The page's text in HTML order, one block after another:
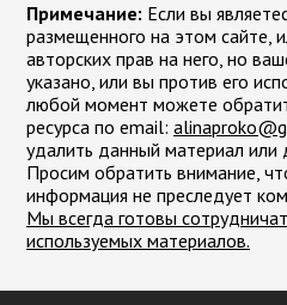
Примечание: Если вы
размещенного на этом сайте,
авторских прав на него, но
указано, или вы против его
любой момент можете
ресурса по email:
удалить данный материал или
Просим обратить внимание,
информация не преследует
Мы всегда готовы
используемых материалов.